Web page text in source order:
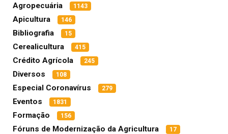
Agropecuária 1143
Apicultura 146
Bibliografia 15
Cerealicultura 415
Crédito Agrícola 245
Diversos 108
Especial Coronavírus 279
Eventos 1831
Formação 156
Fóruns de Modernização da Agricultura 17